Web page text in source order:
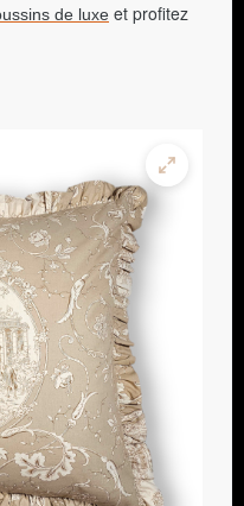
de luxe et profitez